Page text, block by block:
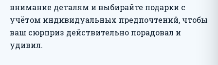
внимание деталям и выбирайте подарки с
учётом индивидуальных предпочтений, чтобы
ваш сюрприз действительно порадовал и
удивил.